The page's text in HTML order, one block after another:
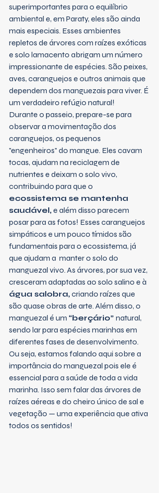
superimportantes para o equilíbrio
ambiental e, em Paraty, eles são ainda
mais especiais. Esses ambientes
repletos de árvores com raízes exóticas
e solo lamacento abrigam um número
impressionante de espécies. São peixes,
aves, caranguejos e outros animais que
dependem dos manguezais para viver. É
um verdadeiro refúgio natural!
Durante o passeio, prepare-se para
observar a movimentação dos
caranguejos, os pequenos
"engenheiros" do mangue. Eles cavam
tocas, ajudam na reciclagem de
nutrientes e deixam o solo vivo,
contribuindo para que o
ecossistema se mantenha
saudável, e além disso parecem
posar para as fotos! Esses caranguejos
simpáticos e um pouco tímidos são
fundamentais para o ecossistema, já
que ajudam a  manter o solo do
manguezal vivo. As árvores, por sua vez,
cresceram adaptadas ao solo salino e à
água salobra, criando raízes que
são quase obras de arte. Além disso, o
manguezal é um “berçário” natural,
sendo lar para espécies marinhas em
diferentes fases de desenvolvimento.
Ou seja, estamos falando aqui sobre a
importância do manguezal pois ele é
essencial para a saúde de toda a vida
marinha. Isso sem falar das árvores de
raízes aéreas e do cheiro único de sal e
vegetação — uma experiência que ativa
todos os sentidos!